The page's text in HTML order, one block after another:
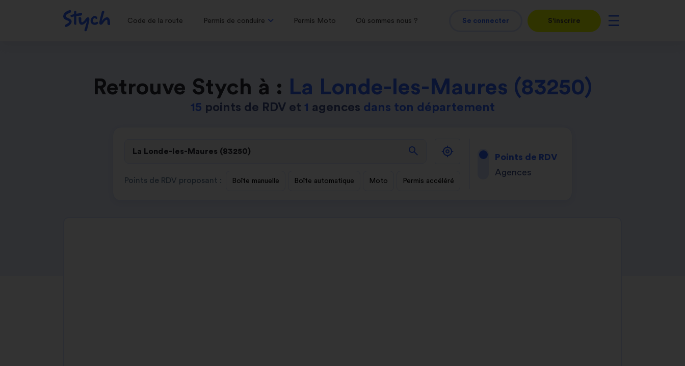
Code de la route Permis de conduire Permis Moto Où sommes nous ? Se connecter S'inscrire
Retrouve Stych à : La Londe-les-Maures (83250)
15 points de RDV et 1 agences dans ton département
search
Points de RDV proposant : Boîte manuelle Boîte automatique Moto Permis accéléré
Points de RDV
Agences